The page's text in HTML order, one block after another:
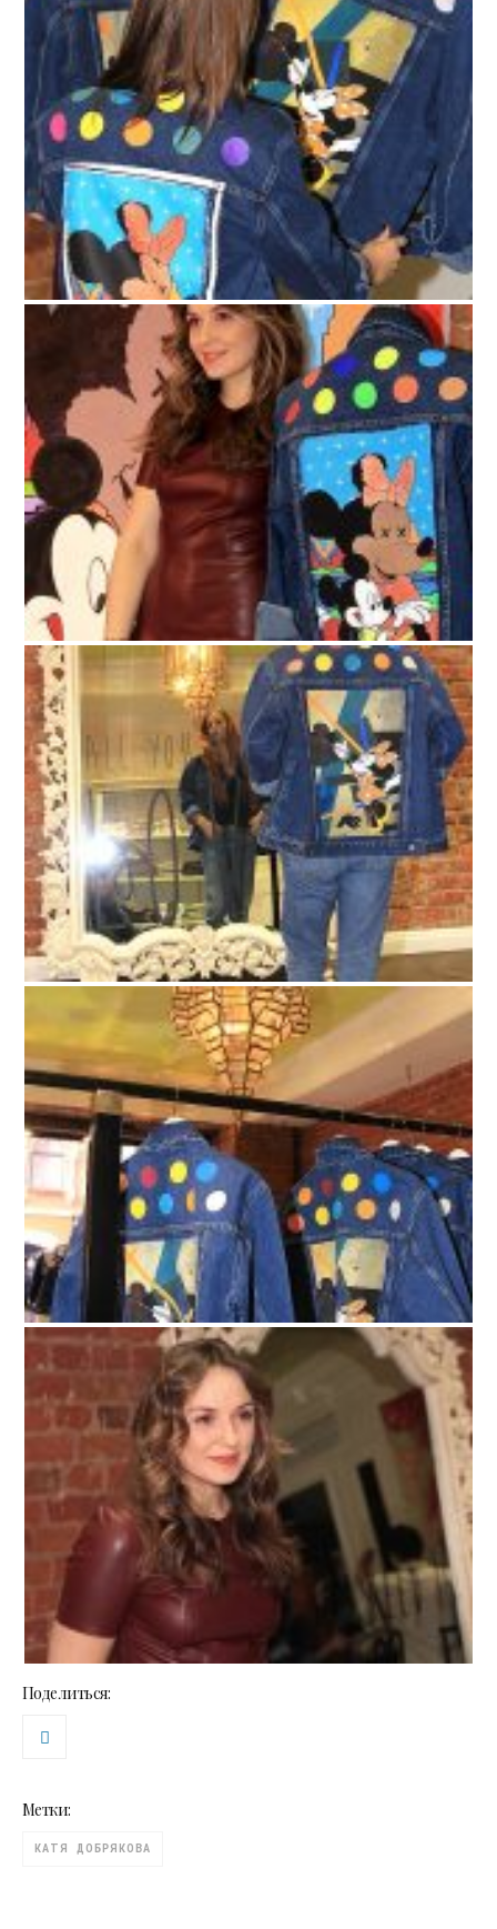
Поделиться:
Метки:
КАТЯ ДОБРЯКОВА